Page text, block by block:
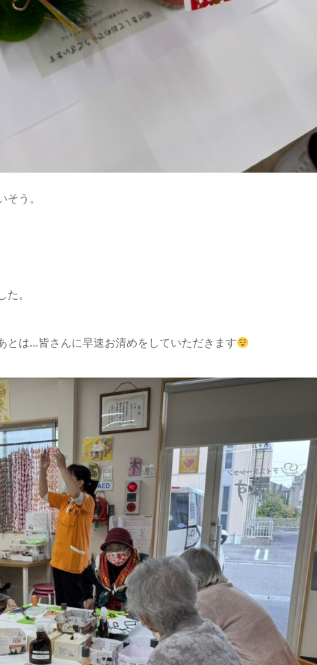
う。
。
とは…皆さんに早速お清めをしていただきます